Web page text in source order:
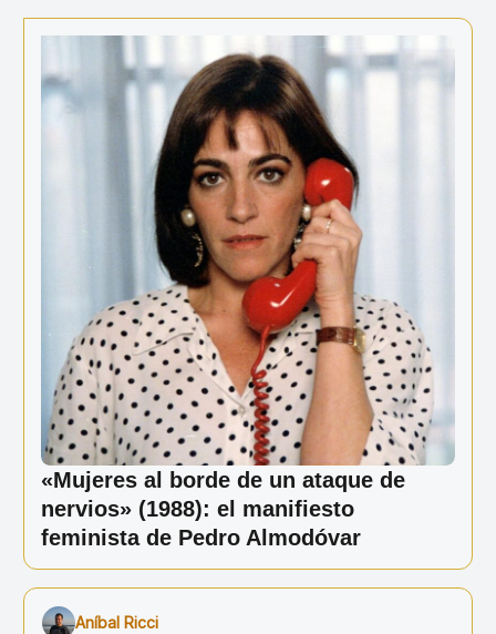
contenido
«Mujeres al borde de un ataque de
nervios» (1988): el manifiesto
feminista de Pedro Almodóvar
Aníbal Ricci